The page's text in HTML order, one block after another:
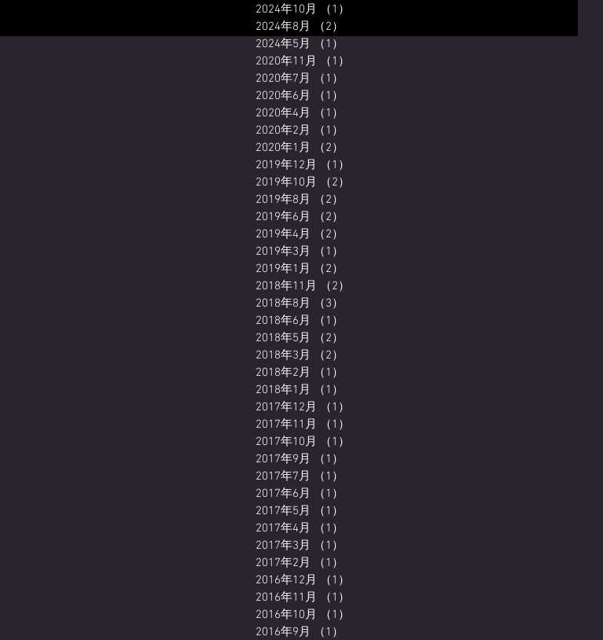
2024年10月
（1）
2024年8月
（2）
2024年5月
（1）
2020年11月
（1）
2020年7月
（1）
2020年6月
（1）
2020年4月
（1）
2020年2月
（1）
2020年1月
（2）
2019年12月
（1）
2019年10月
（2）
2019年8月
（2）
2019年6月
（2）
2019年4月
（2）
2019年3月
（1）
2019年1月
（2）
2018年11月
（2）
2018年8月
（3）
2018年6月
（1）
2018年5月
（2）
2018年3月
（2）
2018年2月
（1）
2018年1月
（1）
2017年12月
（1）
2017年11月
（1）
2017年10月
（1）
2017年9月
（1）
2017年7月
（1）
2017年6月
（1）
2017年5月
（1）
2017年4月
（1）
2017年3月
（1）
2017年2月
（1）
2016年12月
（1）
2016年11月
（1）
2016年10月
（1）
2016年9月
（1）